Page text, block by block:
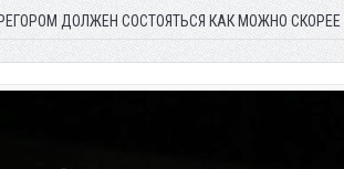
ДОЛЖЕН СОСТОЯТЬСЯ КАК МОЖНО СКОРЕЕ